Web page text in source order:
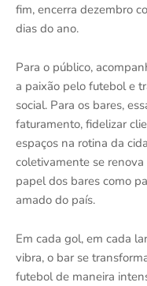
fim, encerra dezembro
dias do ano.
Para o público,
a paixão pelo futebol e
social. Para os bares,
faturamento, fidelizar
espaços na rotina da
coletivamente se
papel dos bares como
amado do país.
Em cada gol, em cada
vibra, o bar se
futebol de maneira